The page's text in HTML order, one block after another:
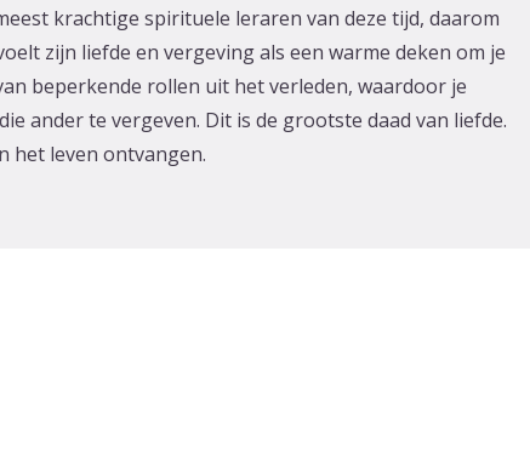
krachtige spirituele leraren van deze tijd, daarom
zijn liefde en vergeving als een warme deken om je
beperkende rollen uit het verleden, waardoor je
ander te vergeven. Dit is de grootste daad van liefde.
het leven ontvangen.